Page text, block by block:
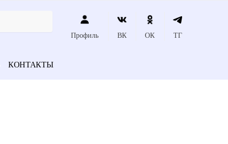
Профиль ВК ОК ТГ
КОНТАКТЫ